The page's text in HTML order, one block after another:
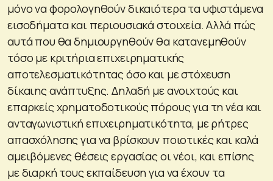
μόνο να φορολογηθούν δικαιότερα τα υφιστάμενα
εισοδήματα και περιουσιακά στοιχεία. Αλλά πώς
αυτά που θα δημιουργηθούν θα κατανεμηθούν
τόσο με κριτήρια επιχειρηματικής
αποτελεσματικότητας όσο και με στόχευση
δίκαιης ανάπτυξης. Δηλαδή με ανοιχτούς και
επαρκείς χρηματοδοτικούς πόρους για τη νέα και
ανταγωνιστική επιχειρηματικότητα, με ρήτρες
απασχόλησης για να βρίσκουν ποιοτικές και καλά
αμειβόμενες θέσεις εργασίας οι νέοι, και επίσης
με διαρκή τους εκπαίδευση για να έχουν τα